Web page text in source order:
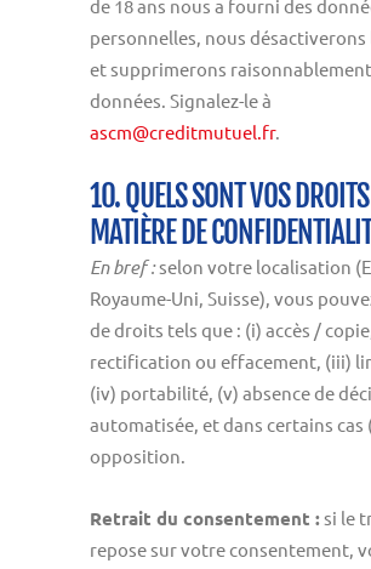
de 18 ans nous a fourni des
personnelles, nous
et supprimerons
données. Signalez-le à
ascm@creditmutuel.fr.
10. QUELS SONT VOS
MATIÈRE DE
En bref :selon votre localisation
Royaume-Uni, Suisse), vous
de droits tels que : (i) accès /
rectification ou effacement, (iii)
(iv) portabilité, (v) absence de
automatisée, et dans certains cas
opposition.
Retrait du consentement :si le
repose sur votre consentement,